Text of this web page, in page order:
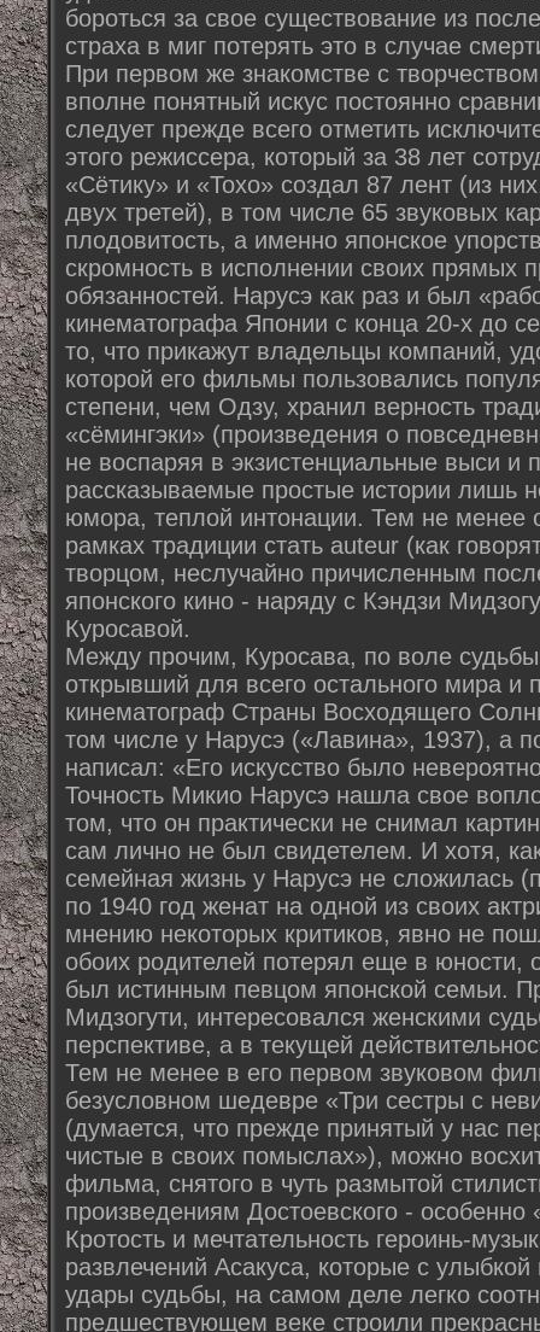
бороться за свое существование из
страха в миг потерять это в случае
При первом же знакомстве с
вполне понятный искус постоянно
следует прежде всего отметить
этого режиссера, который за 38 лет
«Сётику» и «Тохо» создал 87 лент (из
двух третей), в том числе 65 звуковых
плодовитость, а именно японское
скромность в исполнении своих прямых
обязанностей. Нарусэ как раз и был
кинематографа Японии с конца 20-х до
то, что прикажут владельцы компаний,
которой его фильмы пользовались
степени, чем Одзу, хранил верность
«сёмингэки» (произведения о
не воспаряя в экзистенциальные выси и
рассказываемые простые истории лишь
юмора, теплой интонации. Тем не менее
рамках традиции стать auteur (как
творцом, неслучайно причисленным
японского кино - наряду с Кэндзи
Куросавой.
Между прочим, Куросава, по воле
открывший для всего остального мира и
кинематограф Страны Восходящего
том числе у Нарусэ («Лавина», 1937), а
написал: «Его искусство было
Точность Микио Нарусэ нашла свое
том, что он практически не снимал
сам лично не был свидетелем. И хотя,
семейная жизнь у Нарусэ не сложилась
по 1940 год женат на одной из своих
мнению некоторых критиков, явно не
обоих родителей потерял еще в юности,
был истинным певцом японской семьи.
Мидзогути, интересовался женскими
перспективе, а в текущей
Тем не менее в его первом звуковом
безусловном шедевре «Три сестры с
(думается, что прежде принятый у нас
чистые в своих помыслах»), можно
фильма, снятого в чуть размытой
произведениям Достоевского -
Кротость и мечтательность героинь-
развлечений Асакуса, которые с
удары судьбы, на самом деле легко
предшествующем веке строили